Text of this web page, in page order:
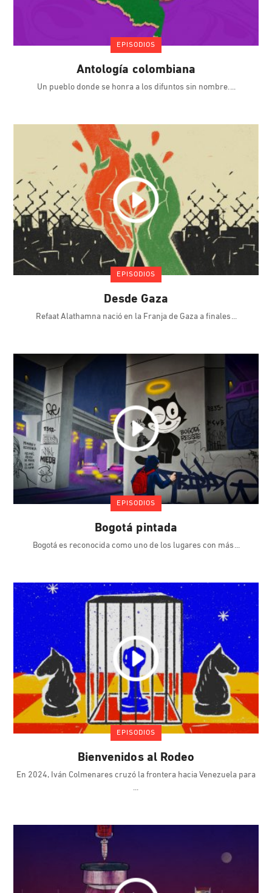
EPISODIOS
Antología colombiana
Un pueblo donde se honra a los difuntos sin nombre.
EPISODIOS
Desde Gaza
Refaat Alathamna nació en la Franja de Gaza a finales
EPISODIOS
Bogotá pintada
Bogotá es reconocida como uno de los lugares con más
EPISODIOS
Bienvenidos al Rodeo
En 2024, Iván Colmenares cruzó la frontera hacia Venezuela para